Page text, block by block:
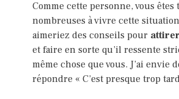
Comme cette personne, vous êtes
nombreuses à vivre cette
aimeriez des conseils pour
et faire en sorte qu’il ressente
même chose que vous. J’ai envie
répondre « C’est presque trop